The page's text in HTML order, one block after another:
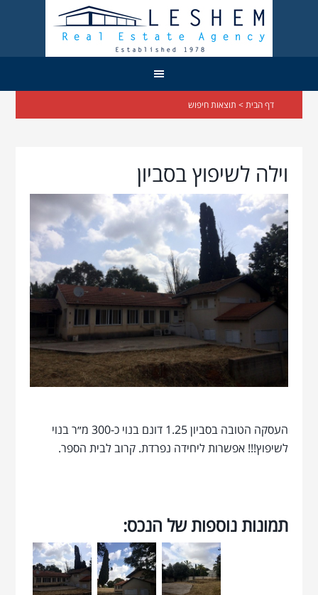
דף הבית> תוצאות חיפוש
וילה לשיפוץ בסביון
העסקה הטובה בסביון 1.25 דונם בנוי כ-300 מ״ר בנוי
לשיפוץ!!! אפשרות ליחידה נפרדת. קרוב לבית הספר.
תמונות נוספות של הנכס: